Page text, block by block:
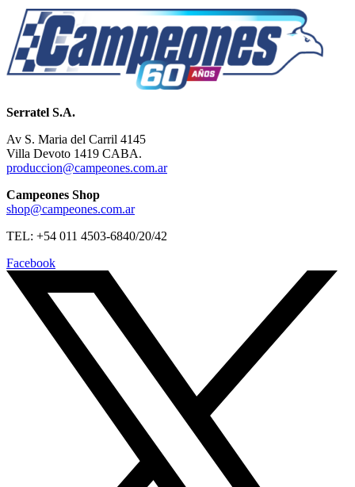
Serratel S.A.
Av S. Maria del Carril 4145
Villa Devoto 1419 CABA.
produccion@campeones.com.ar
Campeones Shop
shop@campeones.com.ar
TEL: +54 011 4503-6840/20/42
Facebook